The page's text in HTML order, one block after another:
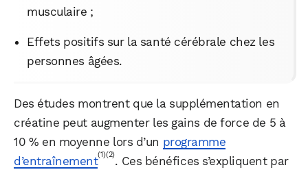
musculaire ;
Effets positifs sur la santé cérébrale chez les
personnes âgées.
Des études montrent que la supplémentation en
créatine peut augmenter les gains de force de 5 à
10 % en moyenne lors d’un programme
d’entraînement(1)(2). Ces bénéfices s’expliquent par